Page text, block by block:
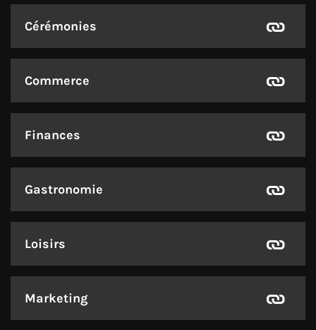
Cérémonies
Commerce
Finances
Gastronomie
Loisirs
Marketing